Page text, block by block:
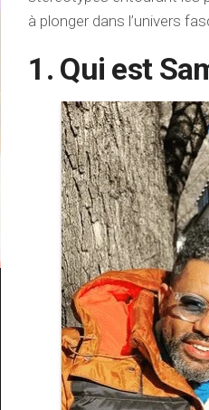
à plonger dans l’univers
1. Qui est